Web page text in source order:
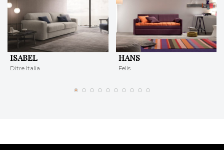
ISABEL
Ditre Italia
HANS
Felis